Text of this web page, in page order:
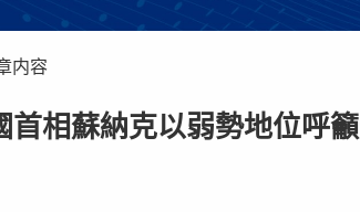
内容
首相蘇納克以弱勢地位呼